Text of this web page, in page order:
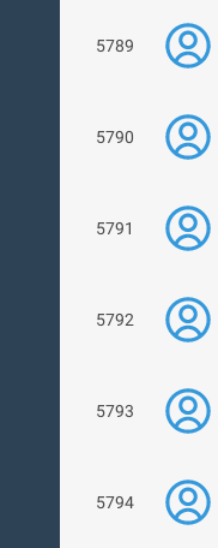
5789
5790
5791
5792
5793
5794